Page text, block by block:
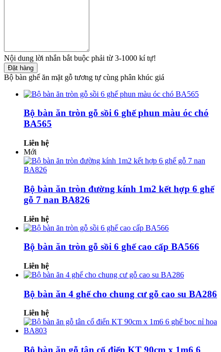
Nội dung lời nhắn bắt buộc phải từ 3-1000 kí tự!
Đặt hàng
Bộ bàn ghế ăn mặt gỗ tương tự cùng phân khúc giá
Bộ bàn ăn tròn gỗ sồi 6 ghế phun màu óc chó
BA565
Liên hệ
Mới
Bộ bàn ăn tròn đường kính 1m2 kết hợp 6 ghế
gỗ 7 nan BA826
Liên hệ
Bộ bàn ăn tròn gỗ sồi 6 ghế cao cấp BA566
Liên hệ
Bộ bàn ăn 4 ghế cho chung cư gỗ cao su BA286
Liên hệ
Bộ bàn ăn gỗ tân cổ điển KT 90cm x 1m6 6